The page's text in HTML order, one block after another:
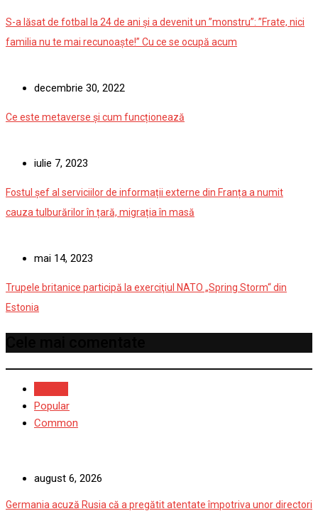
S-a lăsat de fotbal la 24 de ani și a devenit un ”monstru”: ”Frate, nici
familia nu te mai recunoaște!” Cu ce se ocupă acum
decembrie 30, 2022
Ce este metaverse și cum funcționează
iulie 7, 2023
Fostul șef al serviciilor de informații externe din Franța a numit
cauza tulburărilor în țară, migrația în masă
mai 14, 2023
Trupele britanice participă la exerciţiul NATO „Spring Storm“ din
Estonia
Popular
Common
august 6, 2026
Germania acuză Rusia că a pregătit atentate împotriva unor directori